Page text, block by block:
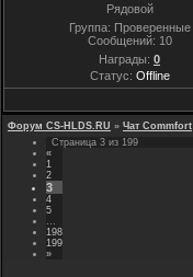
Рядовой
Группа: Проверенные
Сообщений: 10
Награды: 0
Статус: Offline
Форум CS-HLDS.RU » Чат Commfort
Страница 3 из 199
«
1
2
3
4
5
198
199
»